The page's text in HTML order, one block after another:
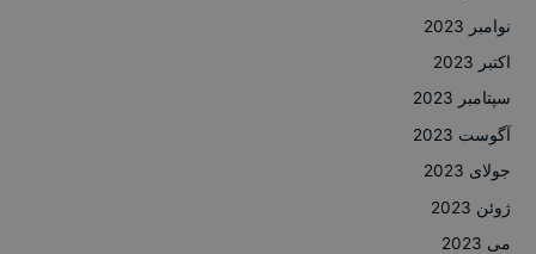
نوامبر 2023
اکتبر 2023
سپتامبر 2023
آگوست 2023
جولای 2023
ژوئن 2023
می 2023